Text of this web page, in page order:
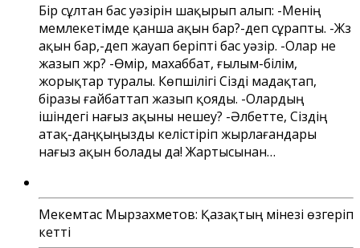
Бір сұлтан бас уәзірін шақырып алып: -Менің
мемлекетімде қанша ақын бар?-деп сұрапты. -Жүз
ақын бар,-деп жауап беріпті бас уәзір. -Олар не
жазып жүр? -Өмір, махаббат, ғылым-білім,
жорықтар туралы. Көпшілігі Сізді мадақтап,
біразы ғайбаттап жазып қояды. -Олардың
ішіндегі нағыз ақыны нешеу? -Әлбетте, Сіздің
атақ-даңқыңызды келістіріп жырлағандары
нағыз ақын болады да! Жартысынан…
Мекемтас Мырзахметов: Қазақтың мінезі өзгеріп
кетті